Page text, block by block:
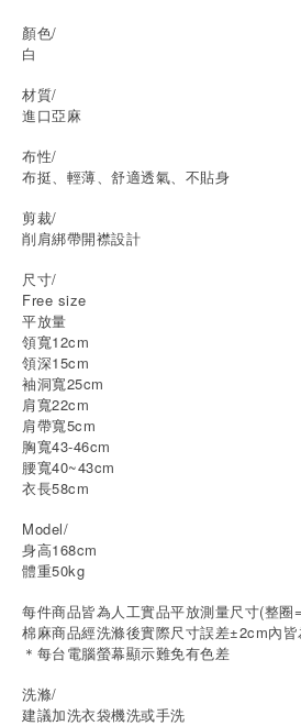
顏色/
白
材質/
進口亞麻
布性/
布挺、輕薄、舒適透氣、不貼身
剪裁/
削肩綁帶開襟設計
尺寸/
Free size
平放量
領寬12cm
領深15cm
袖洞寬25cm
肩寬22cm
肩帶寬5cm
胸寬43-46cm
腰寬40~43cm
衣長58cm
Model/
身高168cm
體重50kg
每件商品皆為人工實品平放測量尺寸(整圈
棉麻商品經洗滌後實際尺寸誤差±2cm內皆
＊每台電腦螢幕顯示難免有色差
洗滌/
建議加洗衣袋機洗或手洗